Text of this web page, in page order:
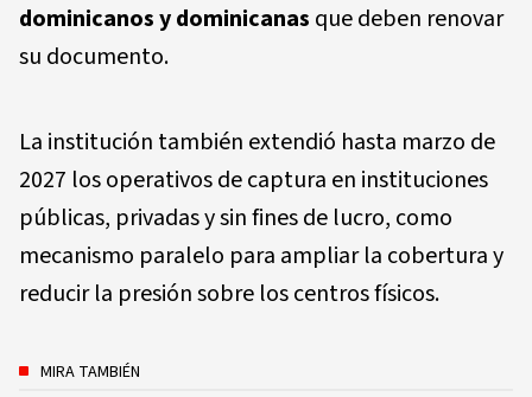
dominicanos y dominicanas que deben renovar
su documento.
La institución también extendió hasta marzo de
2027 los operativos de captura en instituciones
públicas, privadas y sin fines de lucro, como
mecanismo paralelo para ampliar la cobertura y
reducir la presión sobre los centros físicos.
MIRA TAMBIÉN